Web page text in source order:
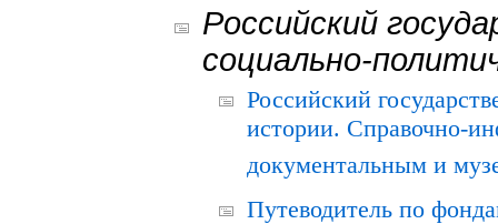
Российский
социально-
Российский
истории. Справочно-
документальным и
Путеводитель по